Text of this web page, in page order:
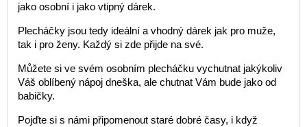
jako osobní i jako vtipný dárek.
Plecháčky jsou tedy ideální a vhodný dárek jak pro muže,
tak i pro ženy. Každý si zde přijde na své.
Můžete si ve svém osobním plecháčku vychutnat jakýkoliv
Váš oblíbený nápoj dneška, ale chutnat Vám bude jako od
babičky.
Pojďte si s námi připomenout staré dobré časy, i když